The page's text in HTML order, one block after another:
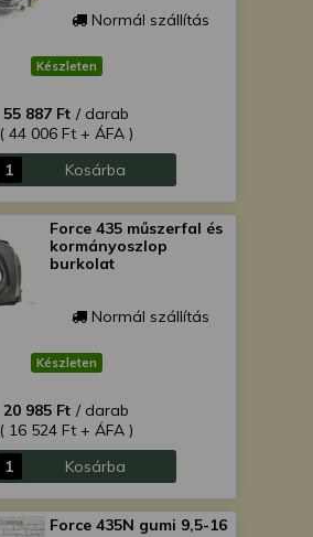
Normál szállítás
Készleten
55 887 Ft / darab
( 44 006 Ft + ÁFA )
Kosárba
Force 435 műszerfal és
kormányoszlop
burkolat
Normál szállítás
Készleten
20 985 Ft / darab
( 16 524 Ft + ÁFA )
Kosárba
Force 435N gumi 9,5-16